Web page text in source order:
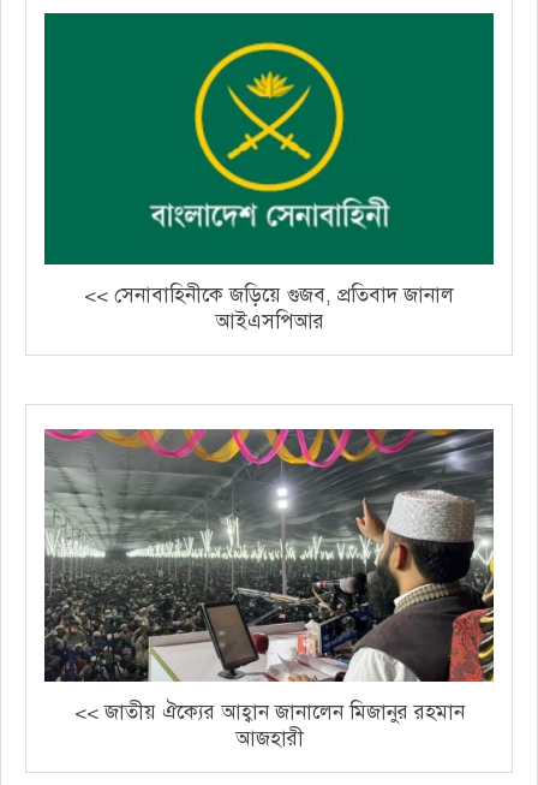
<< সেনাবাহিনীকে জড়িয়ে গুজব, প্রতিবাদ জানাল
আইএসপিআর
<< জাতীয় ঐক্যের আহ্বান জানালেন মিজানুর রহমান
আজহারী